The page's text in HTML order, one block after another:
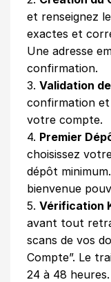
et renseignez
exactes et
Une adresse
confirmation.
3. Validation de
confirmation
votre compte.
4. Premier
choisissez
dépôt
bienvenue
5. Vérification
avant tout
scans de vos
Compte”. Le
24 à 48 heures.